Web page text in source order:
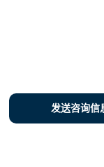
发送咨询信